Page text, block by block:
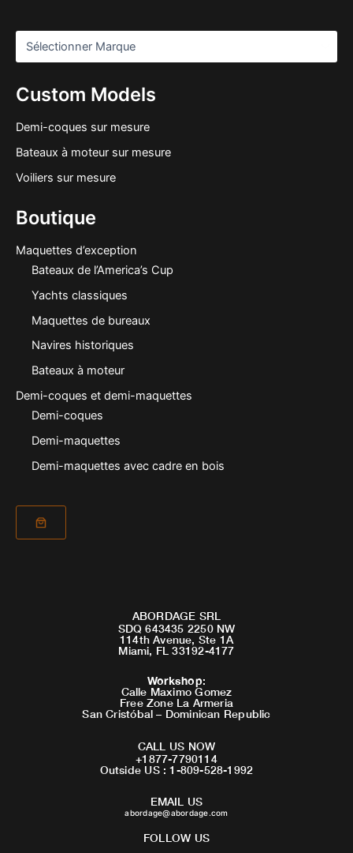
Custom Models
Demi-coques sur mesure
Bateaux à moteur sur mesure
Voiliers sur mesure
Boutique
Maquettes d’exception
Bateaux de l’America’s Cup
Yachts classiques
Maquettes de bureaux
Navires historiques
Bateaux à moteur
Demi-coques et demi-maquettes
Demi-coques
Demi-maquettes
Demi-maquettes avec cadre en bois
ABORDAGE SRL
SDQ 643435 2250 NW
114th Avenue, Ste 1A
Miami, FL 33192-4177
Workshop:
Calle Maximo Gomez
Free Zone La Armeria
San Cristóbal – Dominican Republic
CALL US NOW
+1877-7790114
Outside US : 1-809-528-1992
EMAIL US
abordage@abordage.com
FOLLOW US